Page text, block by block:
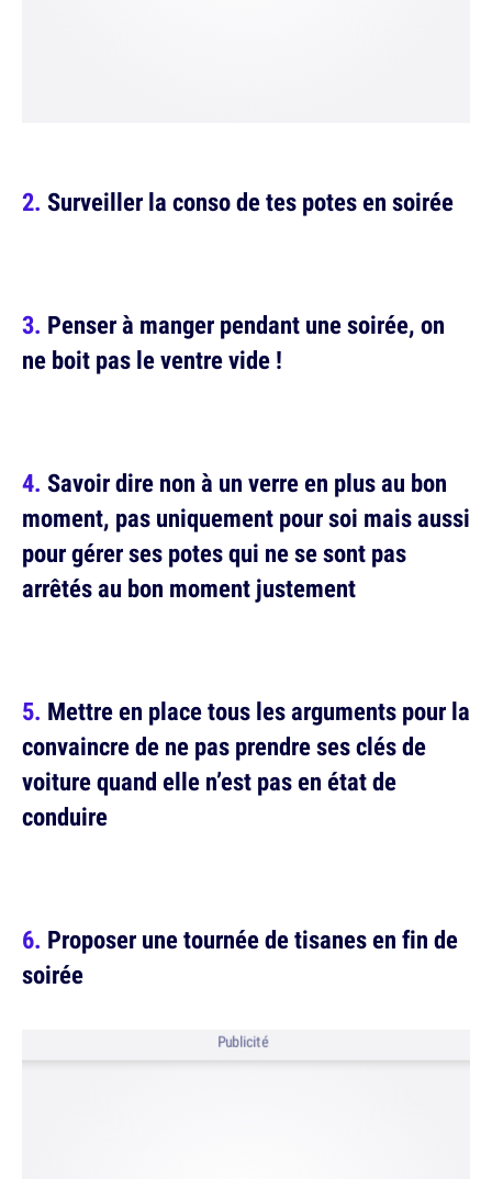
Surveiller la conso de tes potes en soirée
Penser à manger pendant une soirée, on
ne boit pas le ventre vide !
Savoir dire non à un verre en plus au bon
moment, pas uniquement pour soi mais aussi
pour gérer ses potes qui ne se sont pas
arrêtés au bon moment justement
Mettre en place tous les arguments pour la
convaincre de ne pas prendre ses clés de
voiture quand elle n’est pas en état de
conduire
Proposer une tournée de tisanes en fin de
soirée
Publicité